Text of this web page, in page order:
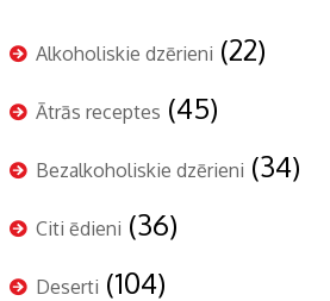
Alkoholiskie dzērieni (22)
Ātrās receptes (45)
Bezalkoholiskie dzērieni (34)
Citi ēdieni (36)
Deserti (104)